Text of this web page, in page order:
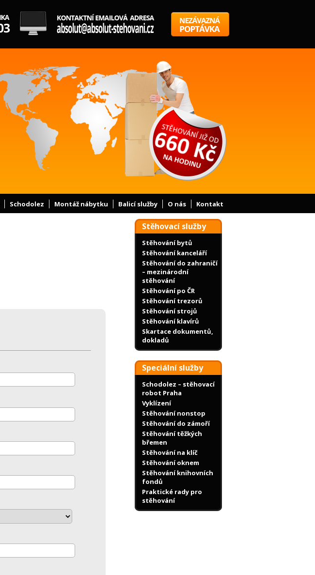
Schodolez Montáž nábytku Balicí služby O nás Kontakt
Stěhovací služby
Stěhování bytů
Stěhování kanceláří
Stěhování do zahraničí
– mezinárodní
stěhování
Stěhování po ČR
Stěhování trezorů
Stěhování strojů
Stěhování klavírů
Skartace dokumentů,
dokladů
Speciální služby
Schodolez – stěhovací
robot Praha
Vyklízení
Stěhování nonstop
Stěhování do zámoří
Stěhování těžkých
břemen
Stěhování na klíč
Stěhování oknem
Stěhování knihovních
fondů
Praktické rady pro
stěhování